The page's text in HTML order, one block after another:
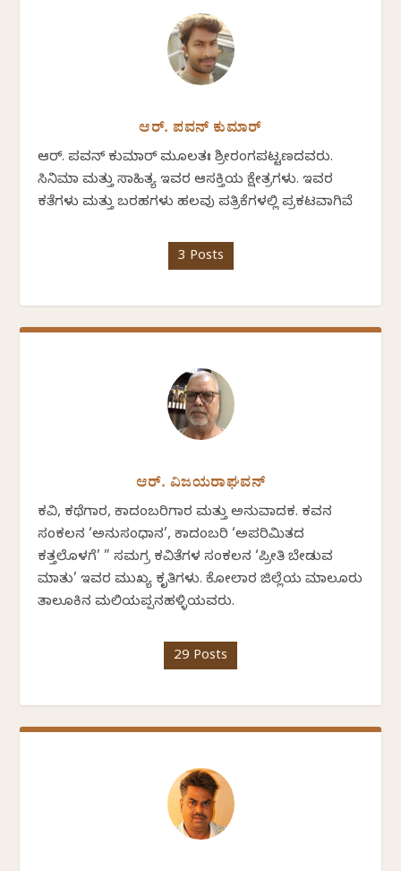
ಆರ್. ಪವನ್‌ ಕುಮಾರ್‌
ಆರ್. ಪವನ್‌ ಕುಮಾರ್ ಮೂಲತಃ ಶ್ರೀರಂಗಪಟ್ಟಣದವರು.
ಸಿನಿಮಾ ಮತ್ತು ಸಾಹಿತ್ಯ ಇವರ ಆಸಕ್ತಿಯ ಕ್ಷೇತ್ರಗಳು. ಇವರ
ಕತೆಗಳು ಮತ್ತು ಬರಹಗಳು ಹಲವು ಪತ್ರಿಕೆಗಳಲ್ಲಿ ಪ್ರಕಟವಾಗಿವೆ
3 Posts
ಆರ್. ವಿಜಯರಾಘವನ್
ಕವಿ, ಕಥೆಗಾರ, ಕಾದಂಬರಿಗಾರ ಮತ್ತು ಅನುವಾದಕ. ಕವನ
ಸಂಕಲನ ‘ಅನುಸಂಧಾನ’, ಕಾದಂಬರಿ ‘ಅಪರಿಮಿತದ
ಕತ್ತಲೊಳಗೆ’ ” ಸಮಗ್ರ ಕವಿತೆಗಳ ಸಂಕಲನ ‘ಪ್ರೀತಿ ಬೇಡುವ
ಮಾತು’ ಇವರ ಮುಖ್ಯ ಕೃತಿಗಳು. ಕೋಲಾರ ಜಿಲ್ಲೆಯ ಮಾಲೂರು
ತಾಲೂಕಿನ ಮಲಿಯಪ್ಪನಹಳ್ಳಿಯವರು.
29 Posts